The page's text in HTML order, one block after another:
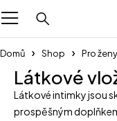
Domů Shop Pro ženy
Látkové
Látkové intimky jsou
prospěšným